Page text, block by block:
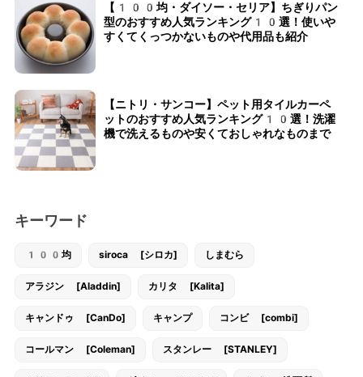
【100均・ダイソー・セリア】ちぎりパン
型のおすすめ人気ランキング10選！使いや
すくてくっつかないものや代用品も紹介
【ニトリ・サンコー】ペット用タイルカーペ
ットのおすすめ人気ランキング10選！洗濯
機で洗えるものや安くておしゃれなものまで
キーワード
100均 siroca [シロカ] しまむら
アラジン [Aladdin] カリタ [Kalita]
キャンドゥ [CanDo] キャンプ コンビ [combi]
コールマン [Coleman] スタンレー [STANLEY]